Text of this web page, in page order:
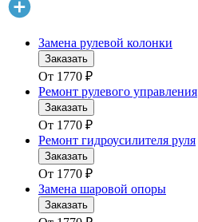
Замена рулевой колонки
Заказать
От 1770 ₽
Ремонт рулевого управления
Заказать
От 1770 ₽
Ремонт гидроусилителя руля
Заказать
От 1770 ₽
Замена шаровой опоры
Заказать